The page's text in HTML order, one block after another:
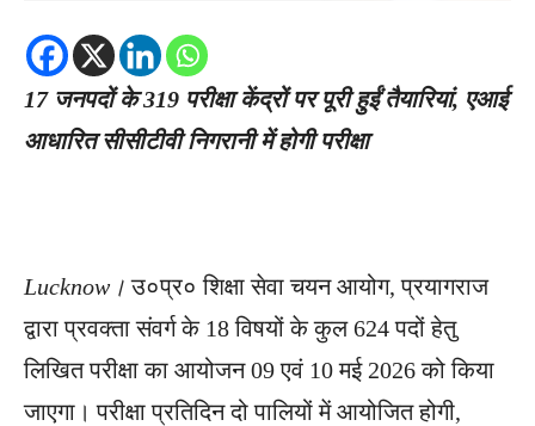
17 जनपदों के 319 परीक्षा केंद्रों पर पूरी हुईं तैयारियां, एआई
आधारित सीसीटीवी निगरानी में होगी परीक्षा
Lucknow।उ०प्र० शिक्षा सेवा चयन आयोग, प्रयागराज
द्वारा प्रवक्ता संवर्ग के 18 विषयों के कुल 624 पदों हेतु
लिखित परीक्षा का आयोजन 09 एवं 10 मई 2026 को किया
जाएगा। परीक्षा प्रतिदिन दो पालियों में आयोजित होगी,